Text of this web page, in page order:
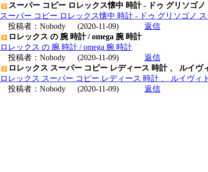
スーパー コピー ロレックス懐中 時計 - ドゥ グリソゴ
スーパー コピー ロレックス懐中 時計 - ドゥ グリソゴノ
投稿者： Nobody (2020-11-09)
返信
ロレックス の 腕 時計 / omega 腕 時計
ロレックス の 腕 時計 / omega 腕 時計
投稿者： Nobody (2020-11-09)
返信
ロレックス スーパー コピー レディース 時計 、 ルイヴ
ロレックス スーパー コピー レディース 時計 、 ルイヴィ
投稿者： Nobody (2020-11-09)
返信